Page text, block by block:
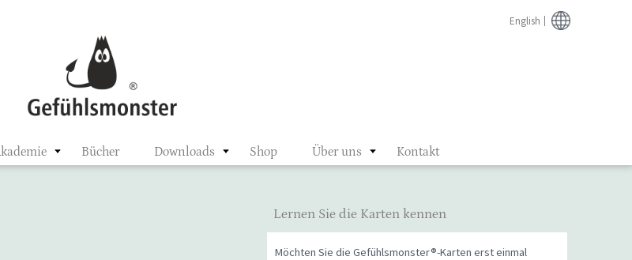
Bücher Downloads Shop Über uns Kontakt
English
Lernen Sie die Karten kennen
Möchten Sie die Gefühlsmonster®-Karten erst einmal